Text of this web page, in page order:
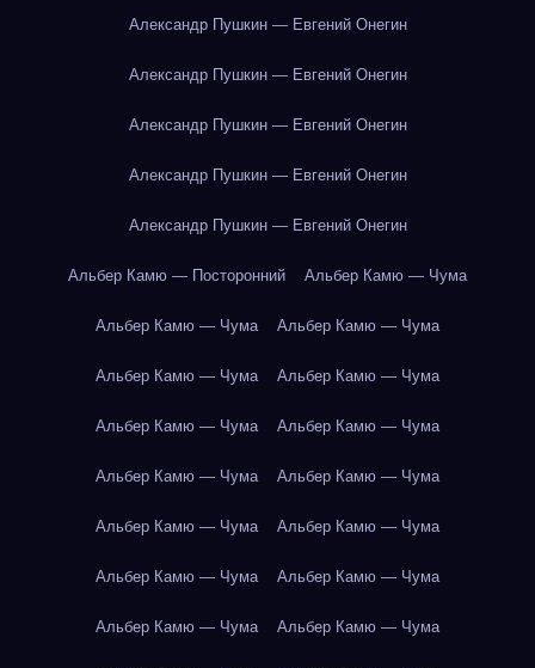
Александр Пушкин — Евгений Онегин
Александр Пушкин — Евгений Онегин
Александр Пушкин — Евгений Онегин
Александр Пушкин — Евгений Онегин
Александр Пушкин — Евгений Онегин
Альбер Камю — Посторонний Альбер Камю — Чума
Альбер Камю — Чума Альбер Камю — Чума
Альбер Камю — Чума Альбер Камю — Чума
Альбер Камю — Чума Альбер Камю — Чума
Альбер Камю — Чума Альбер Камю — Чума
Альбер Камю — Чума Альбер Камю — Чума
Альбер Камю — Чума Альбер Камю — Чума
Альбер Камю — Чума Альбер Камю — Чума